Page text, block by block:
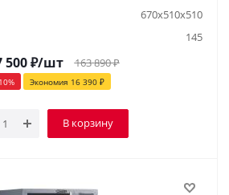
670х510х510
145
500₽/шт 163 890₽
% Экономия 16 390₽
В корзину